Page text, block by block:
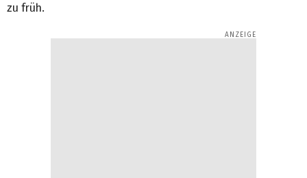
zu früh.